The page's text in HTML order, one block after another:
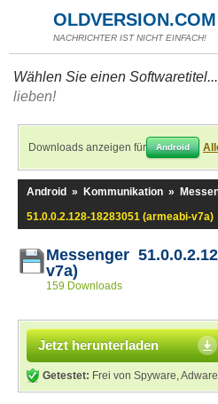
OLDVERSION.COM
NACHRICHTER IST NICHT EINFACH!
Wählen Sie einen Softwaretitel...
lieben!
Downloads anzeigen für Android
Android » Kommunikation »
51.0.0.2.128-18283051 (armeabi-v7a)
Messenger
v7a)
159 Downloads
Jetzt herunterladen
Getestet: Frei von Spyware,